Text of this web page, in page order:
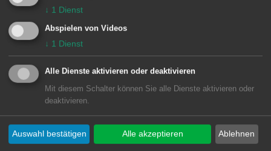
© Stadt Aalen, 09.02.2023
Unsere Anschrift
↓ 1 Dienst
Abspielen von Videos
↓ 1 Dienst
Alle Dienste aktivieren oder deaktivieren
Mit diesem Schalter können Sie alle Dienste aktivieren oder
deaktivieren.
Ablehnen
Auswahl bestätigen Alle akzeptieren